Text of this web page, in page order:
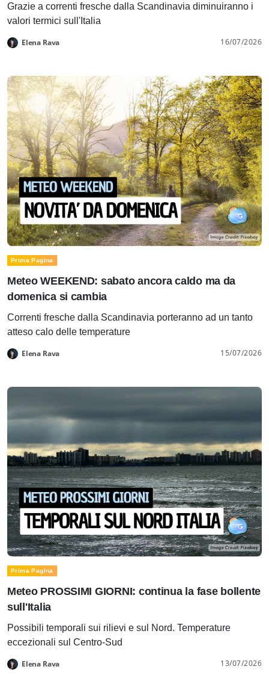
Grazie a correnti fresche dalla Scandinavia diminuiranno i
valori termici sull'Italia
Elena Rava 16/07/2026
Prima Pagina
Meteo WEEKEND: sabato ancora caldo ma da
domenica si cambia
Correnti fresche dalla Scandinavia porteranno ad un tanto
atteso calo delle temperature
Elena Rava 15/07/2026
Prima Pagina
Meteo PROSSIMI GIORNI: continua la fase bollente
sull'Italia
Possibili temporali sui rilievi e sul Nord. Temperature
eccezionali sul Centro-Sud
Elena Rava 13/07/2026